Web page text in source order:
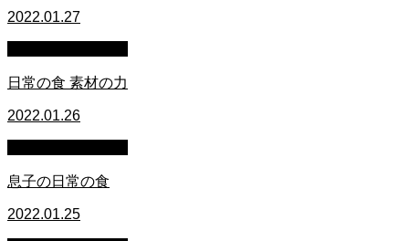
2022.01.27
日常の食 素材の力
2022.01.26
息子の日常の食
2022.01.25